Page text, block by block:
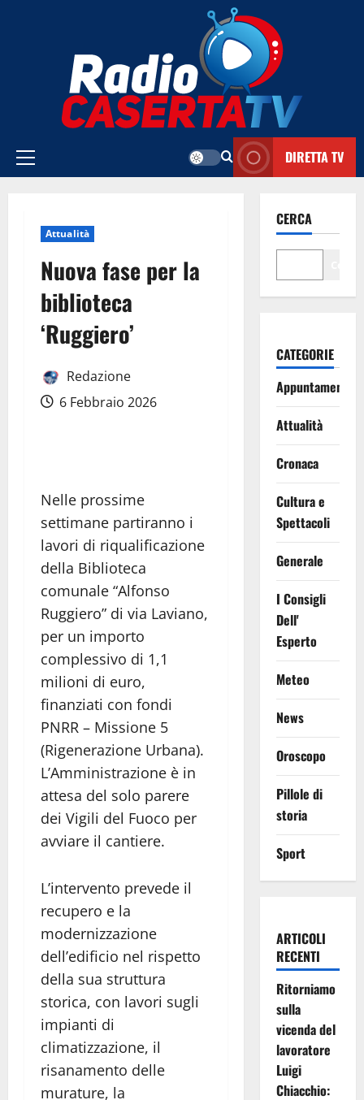
Menu
DIRETTA TV
Attualità
Nuova fase per la
biblioteca
‘Ruggiero’
Redazione
6 Febbraio 2026
Nelle prossime
settimane partiranno i
lavori di riqualificazione
della Biblioteca
comunale “Alfonso
Ruggiero” di via Laviano,
per un importo
complessivo di 1,1
milioni di euro,
finanziati con fondi
PNRR – Missione 5
(Rigenerazione Urbana).
L’Amministrazione è in
attesa del solo parere
dei Vigili del Fuoco per
avviare il cantiere.
L’intervento prevede il
recupero e la
modernizzazione
dell’edificio nel rispetto
della sua struttura
storica, con lavori sugli
impianti di
climatizzazione, il
risanamento delle
murature, la
CERCA
CATEGORIE
Appuntamenti
Attualità
Cronaca
Cultura e
Spettacoli
Generale
I Consigli
Dell'
Esperto
Meteo
News
Oroscopo
Pillole di
storia
Sport
ARTICOLI
RECENTI
Ritorniamo
sulla
vicenda del
lavoratore
Luigi
Chiacchio: